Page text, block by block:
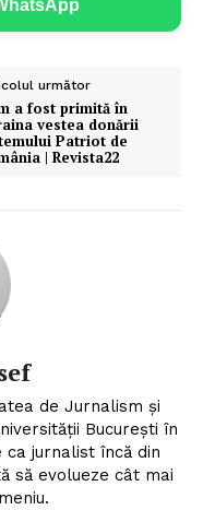
următor
a fost primită în
vestea donării
Patriot de
| Revista22
de Jurnalism și
București în
ca jurnalist încă din
să evolueze cât mai